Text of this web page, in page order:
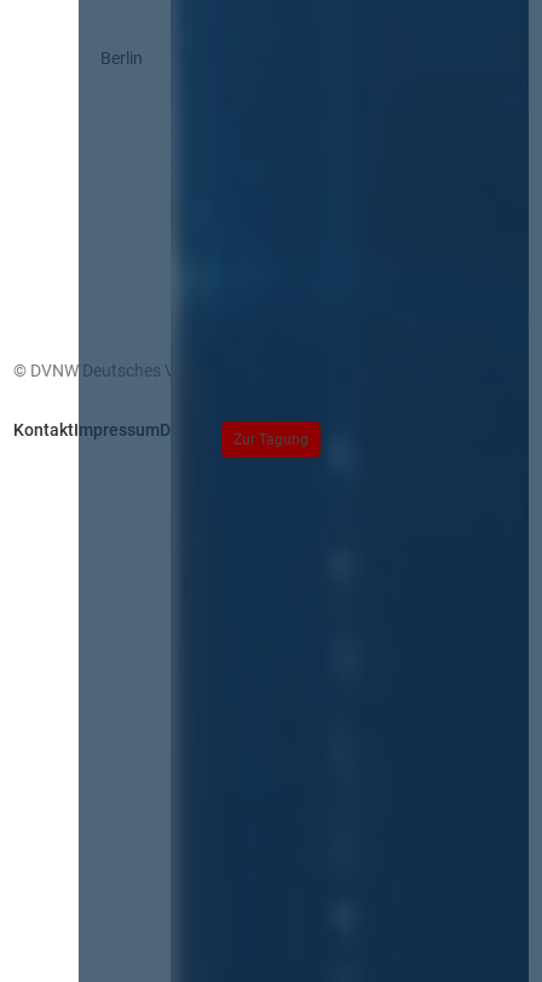
Zur Tagung
Berlin
© DVNW Deutsches Vergabenetzwerk GmbH
KontaktImpressumDatenschutz